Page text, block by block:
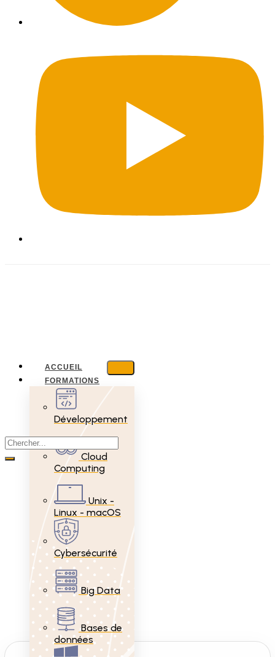
ACCUEIL
FORMATIONS
Développement
Cloud
Computing
Unix -
Linux - macOS
Cybersécurité
Big Data
Bases de
données